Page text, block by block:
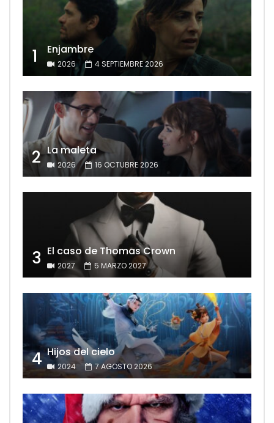
1 Enjambre
2026 4 SEPTIEMBRE 2026
2 La maleta
2026 16 OCTUBRE 2026
3 El caso de Thomas Crown
2027 5 MARZO 2027
4 Hijos del cielo
2024 7 AGOSTO 2026